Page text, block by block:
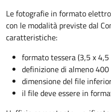
Le fotografie in formato
con le modalità previste dal
caratteristiche:
formato tessera (3,5 x 4,5
definizione di almeno 400
dimensione del file
il file deve essere in